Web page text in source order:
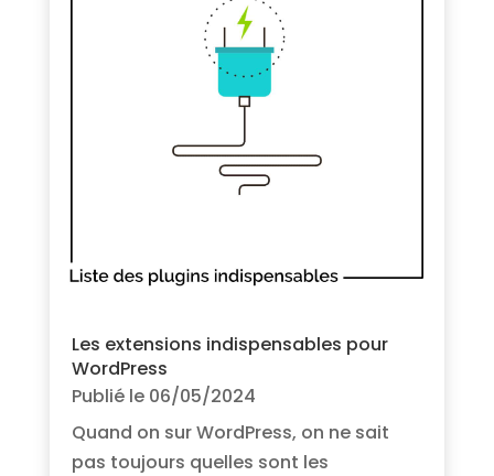
Les extensions indispensables pour
WordPress
Publié le 06/05/2024
Quand on sur WordPress, on ne sait
pas toujours quelles sont les